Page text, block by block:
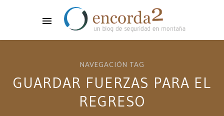
NAVEGACIÓN TAG
GUARDAR FUERZAS PARA EL
REGRESO